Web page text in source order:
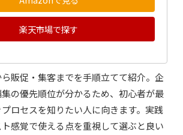
楽天市場で探す
販促・集客までを手順立てて紹介。企
の優先順位が分かるため、初心者が最
ロセスを知りたい人に向きます。実践
感覚で使える点を重視して選ぶと良い